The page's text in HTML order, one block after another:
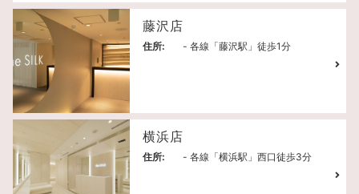
藤沢店
住所: - 各線「藤沢駅」徒歩1分
横浜店
住所: - 各線「横浜駅」西口徒歩3分